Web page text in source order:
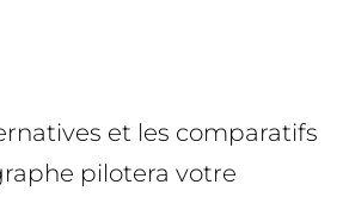
et les comparatifs
pilotera votre